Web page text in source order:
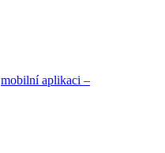
mobilní aplikaci –